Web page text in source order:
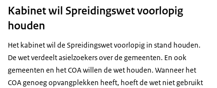
Kabinet wil Spreidingswet voorlopig
houden
Het kabinet wil de Spreidingswet voorlopig in stand houden.
De wet verdeelt asielzoekers over de gemeenten. En ook
gemeenten en het COA willen de wet houden. Wanneer het
COA genoeg opvangplekken heeft, hoeft de wet niet gebruikt